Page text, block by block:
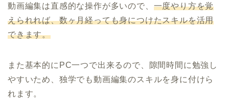
動画編集は直感的な操作が多いので、 一度やり方を覚
えられれば、数ヶ月経っても身につけたスキルを活用
できます。
また基本的にPC一つで出来るので、隙間時間に勉強し
やすいため、独学でも動画編集のスキルを身に付けら
れます。